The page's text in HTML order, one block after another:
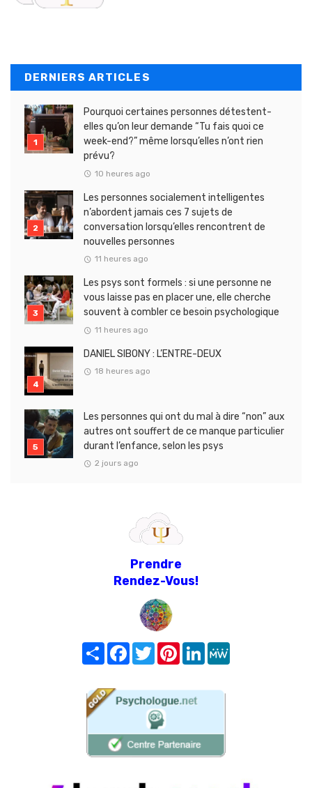
DERNIERS ARTICLES
Pourquoi certaines personnes détestent-
elles qu’on leur demande “Tu fais quoi ce
week-end?” même lorsqu’elles n’ont rien
prévu?
10 heures ago
Les personnes socialement intelligentes
n’abordent jamais ces 7 sujets de
conversation lorsqu’elles rencontrent de
nouvelles personnes
11 heures ago
Les psys sont formels : si une personne ne
vous laisse pas en placer une, elle cherche
souvent à combler ce besoin psychologique
11 heures ago
DANIEL SIBONY : L’ENTRE-DEUX
18 heures ago
Les personnes qui ont du mal à dire “non” aux
autres ont souffert de ce manque particulier
durant l’enfance, selon les psys
2 jours ago
Prendre
Rendez-Vous!
Share FacebookTwitterPinterest
LinkedIn